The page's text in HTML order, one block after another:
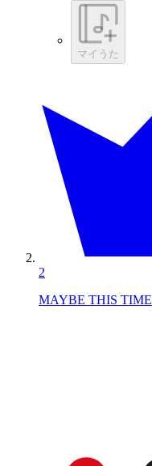
マイうた
2
MAYBE THIS TIME